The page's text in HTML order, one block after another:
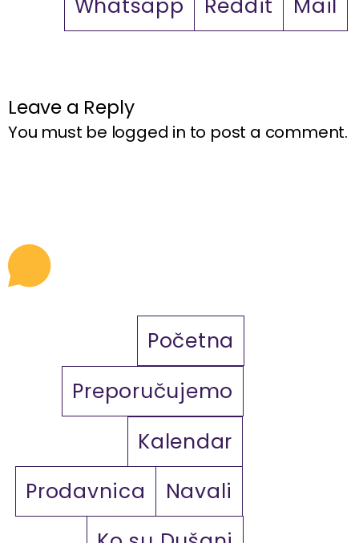
Whatsapp Reddit Mail
Leave a Reply
You must be logged in to post a comment.
Početna
Preporučujemo
Kalendar
Prodavnica
Navali